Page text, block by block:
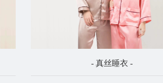
- 真丝睡衣 -